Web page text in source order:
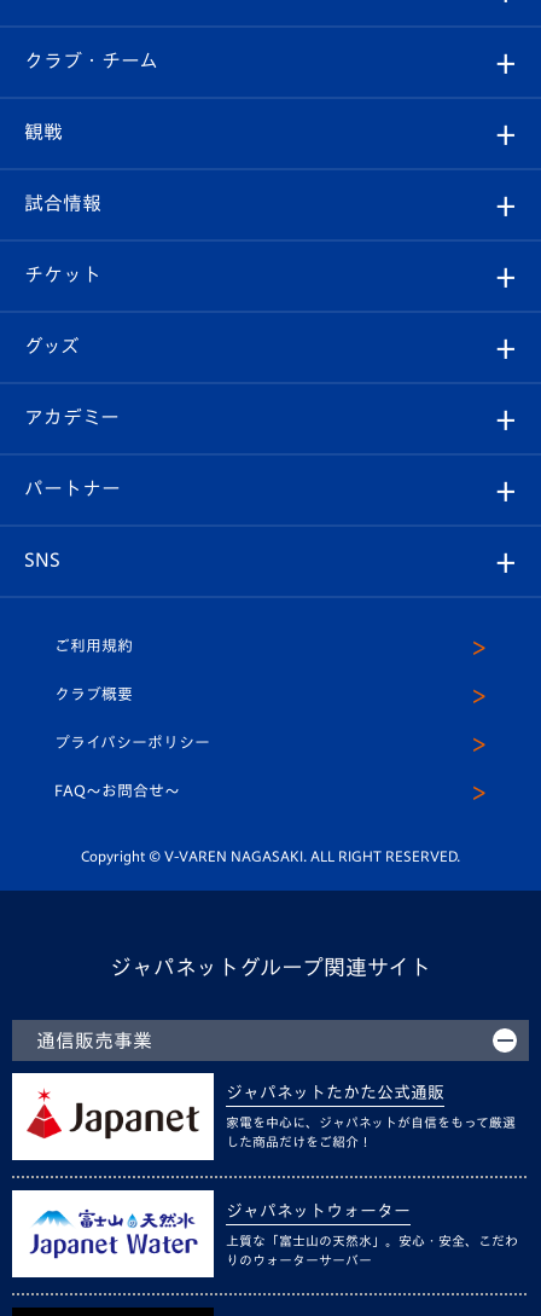
すべて
クラブ
試合情報
チケット
イベント
メディア
ホームタウン
クラブ・チーム
クラブ概要
エンブレム紹介
スタッフプロフィール
マスコット紹介
平和祈念活動
ホームタウン活動
観戦
観戦ルール
はじめての観戦ガイド
Revive Team
ヴィヴィくんの長崎おもてなしガイド
試合情報
試合日程/結果
フォトギャラリー
スタジアムグルメ
チケット
チケット
V-LOVERS（ファンクラブ）
プレイヤーズスイート
グッズ
オンラインショップ
店舗情報
アカデミー
育成からのお知らせ
U-18
スクール
パートナー
SNS
ヴィヴィくんインスタグラム
公式LINE＠
ご利用規約
クラブ概要
プライバシーポリシー
FAQ〜お問合せ〜
Copyright © V-VAREN NAGASAKI. ALL RIGHT RESERVED.
ジャパネットグループ関連サイト
通信販売事業
ジャパネットたかた公式通販
家電を中心に、ジャパネットが自信をもって厳選
した商品だけをご紹介！
ジャパネットウォーター
上質な「富士山の天然水」。安心・安全、こだわ
りのウォーターサーバー